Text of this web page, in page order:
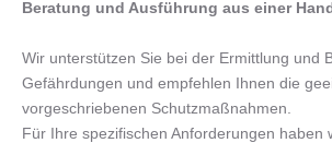
Beratung und Ausführung aus einer
Wir unterstützen Sie bei der Ermittlung und
Gefährdungen und empfehlen Ihnen die
vorgeschriebenen Schutzmaßnahmen.
Für Ihre spezifischen Anforderungen haben